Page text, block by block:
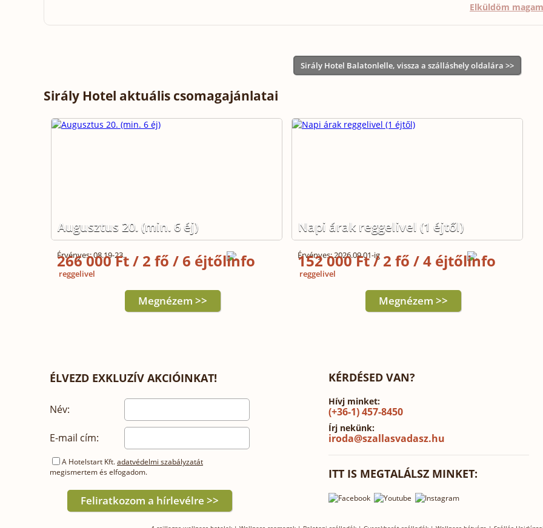
Elküldöm
Sirály Hotel Balatonlelle, vissza a szálláshely oldalára >>
Sirály Hotel aktuális csomagajánlatai
Augusztus 20. (min. 6 éj) Napi árak reggelivel (1 éjtől)
Érvényes: 08.19-23.
266 000 Ft / 2 fő / 6 éjtől
reggelivel
Megnézem >>
Érvényes: 2026.09.01-ig
152 000 Ft / 2 fő / 4 éjtől
reggelivel
Megnézem >>
ÉLVEZD EXKLUZÍV AKCIÓINKAT!
Név:
E-mail cím:
A Hotelstart Kft.adatvédelmi szabályzatát
megismertem és elfogadom.
KÉRDÉSED VAN?
Hívj minket:
(+36-1) 457-8450
Írj nekünk:
iroda@szallasvadasz.hu
ITT IS MEGTALÁLSZ MINKET: